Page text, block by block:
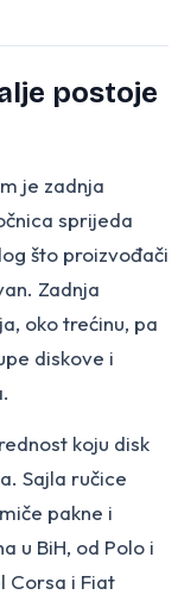
postoje
je zadnja
sprijeda
što proizvođači
Zadnja
oko trećinu, pa
diskove i
koju disk
Sajla ručice
pakne i
u BiH, od Polo i
Corsa i Fiat